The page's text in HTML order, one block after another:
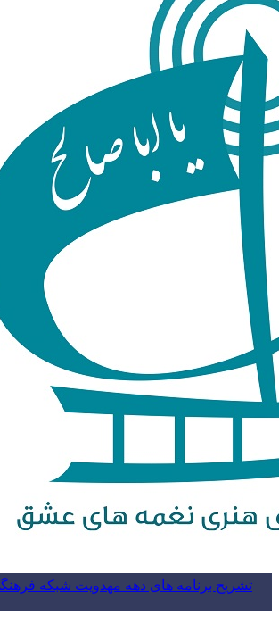
تشریح برنامه های دهه مهدویت شبکه